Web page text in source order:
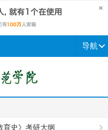
导航
育史》考研大纲